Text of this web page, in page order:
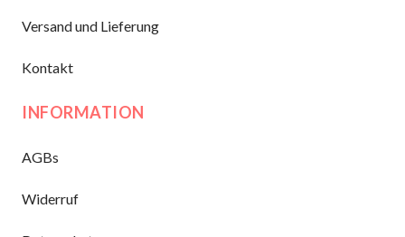
Versand und Lieferung
Kontakt
INFORMATION
AGBs
Widerruf